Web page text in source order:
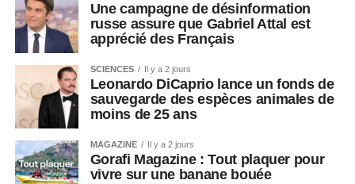
Une campagne de désinformation
russe assure que Gabriel Attal est
apprécié des Français
SCIENCES Il y a 2 jours
Leonardo DiCaprio lance un fonds de
sauvegarde des espèces animales de
moins de 25 ans
MAGAZINE Il y a 2 jours
Gorafi Magazine : Tout plaquer pour
vivre sur une banane bouée